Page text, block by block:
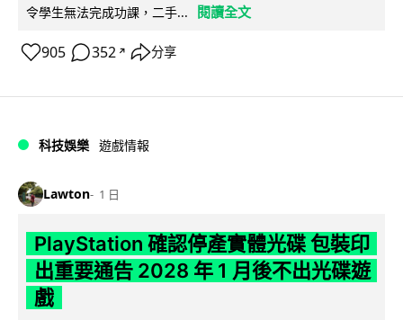
令學生無法完成功課，二手...
閱讀全文
905 352 ↗ 分享
科技娛樂 遊戲情報
Lawton 1 日
PlayStation 確認停產實體光碟 包裝印
出重要通告 2028 年 1 月後不出光碟遊
戲